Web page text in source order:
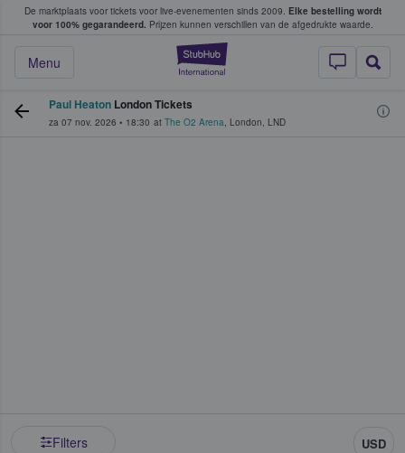
De marktplaats voor tickets voor live-evenementen sinds 2009. Elke bestelling wordt
voor 100% gegarandeerd. Prijzen kunnen verschillen van de afgedrukte waarde.
StubHub: waar
Menu
tickets kopen en verkopen
Paul Heaton London Tickets
za 07 nov. 2026 • 18:30 at The O2 Arena, London, LND
Filters USD